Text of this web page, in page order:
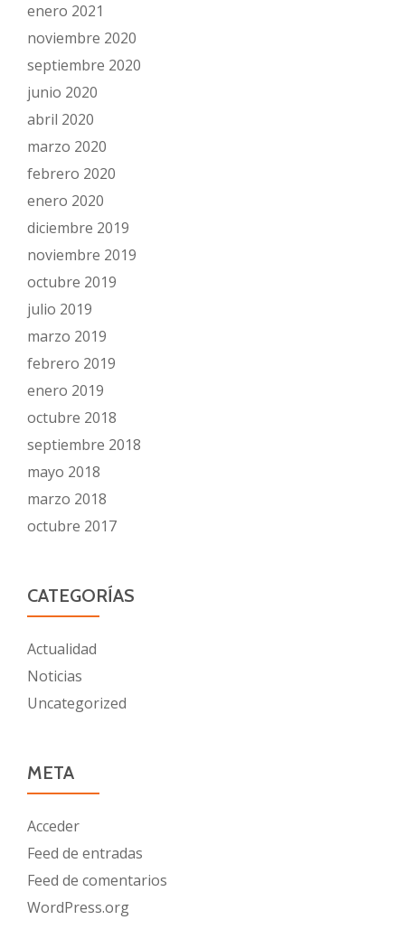
enero 2021
noviembre 2020
septiembre 2020
junio 2020
abril 2020
marzo 2020
febrero 2020
enero 2020
diciembre 2019
noviembre 2019
octubre 2019
julio 2019
marzo 2019
febrero 2019
enero 2019
octubre 2018
septiembre 2018
mayo 2018
marzo 2018
octubre 2017
CATEGORÍAS
Actualidad
Noticias
Uncategorized
META
Acceder
Feed de entradas
Feed de comentarios
WordPress.org